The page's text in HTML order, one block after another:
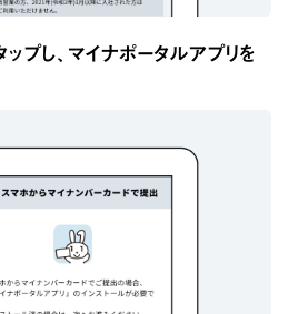
ップし、マイナポータルアプリを